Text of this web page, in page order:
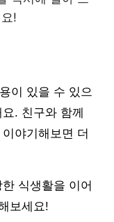
!
이 있을 수 있으
. 친구와 함께
야기해보면 더
식생활을 이어
보세요!